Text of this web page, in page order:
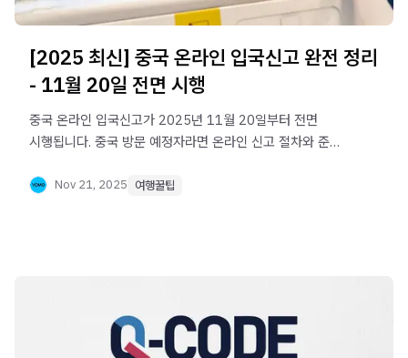
[2025 최신] 중국 온라인 입국신고 완전 정리
- 11월 20일 전면 시행
중국 온라인 입국신고가 2025년 11월 20일부터 전면
시행됩니다. 중국 방문 예정자라면 온라인 신고 절차와 준비
Nov 21, 2025 여행꿀팁